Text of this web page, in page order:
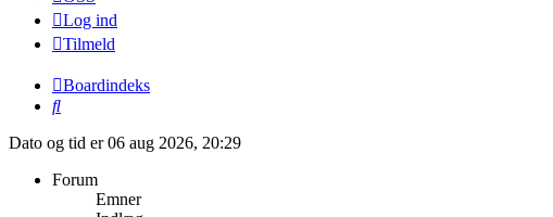
Log ind
Tilmeld
Boardindeks
Søg
Dato og tid er 06 aug 2026, 20:29
Forum
Emner